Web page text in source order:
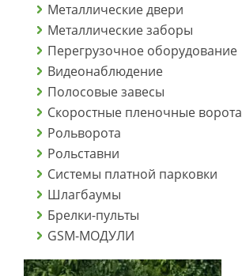
Металлические двери
Металлические заборы
Перегрузочное оборудование
Видеонаблюдение
Полосовые завесы
Скоростные пленочные ворота
Рольворота
Рольставни
Системы платной парковки
Шлагбаумы
Брелки-пульты
GSM-МОДУЛИ